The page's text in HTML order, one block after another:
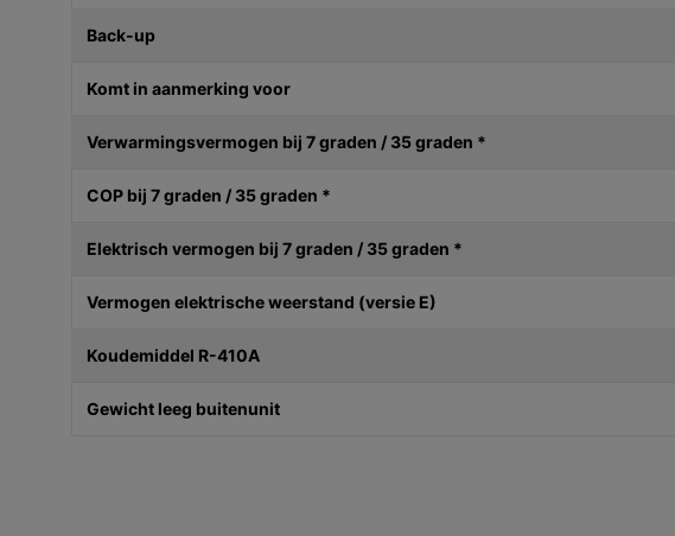
Back-up
Komt in aanmerking voor
Verwarmingsvermogen bij 7 graden / 35 graden *
COP bij 7 graden / 35 graden *
Elektrisch vermogen bij 7 graden / 35 graden *
Vermogen elektrische weerstand (versie E)
Koudemiddel R-410A
Gewicht leeg buitenunit